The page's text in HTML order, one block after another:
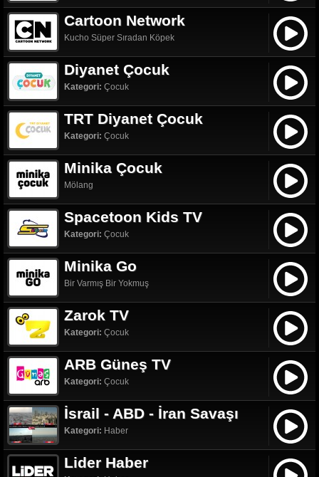
Cartoon Network
Kucho Süper Sıradan Köpek
Diyanet Çocuk
Kategori: Çocuk
TRT Diyanet Çocuk
Kategori: Çocuk
Minika Çocuk
Mölang
Spacetoon Kids TV
Kategori: Çocuk
Minika Go
Bir Varmış Bir Yokmuş
Zarok TV
Kategori: Çocuk
ARB Güneş TV
Kategori: Çocuk
İsrail - ABD - İran Savaşı
Kategori: Haber
Lider Haber